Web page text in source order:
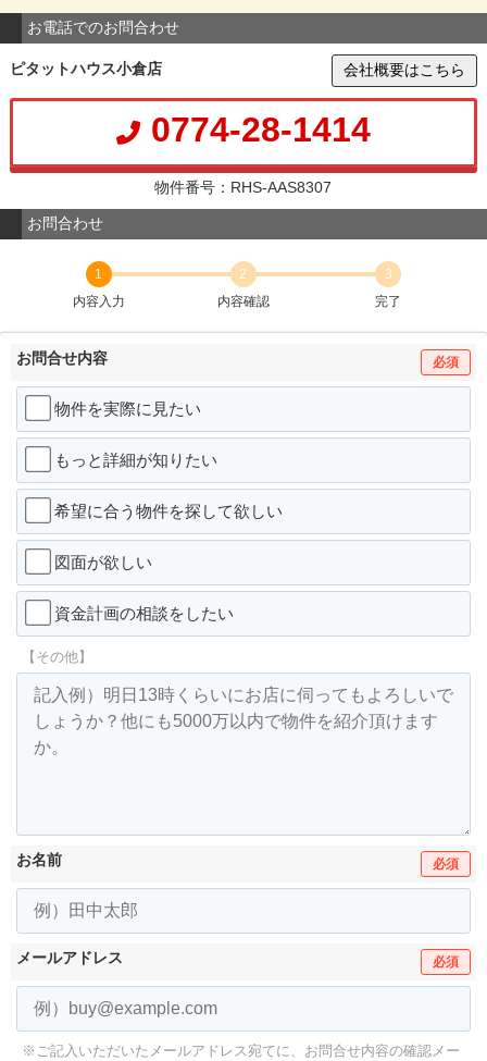
お電話でのお問合わせ
ピタットハウス小倉店 会社概要はこちら
0774-28-1414
物件番号：RHS-AAS8307
お問合わせ
1
内容入力
2
内容確認
3
完了
お問合せ内容 必須
物件を実際に見たい
もっと詳細が知りたい
希望に合う物件を探して欲しい
図面が欲しい
資金計画の相談をしたい
【その他】
お名前 必須
メールアドレス 必須
※ご記入いただいたメールアドレス宛てに、お問合せ内容の確認メー